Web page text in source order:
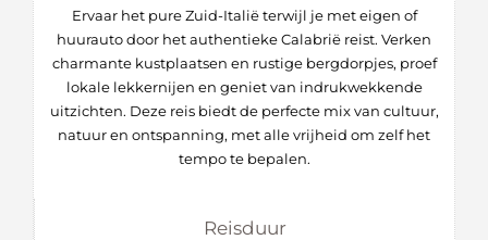
Ervaar het pure Zuid-Italië terwijl je met eigen of
huurauto door het authentieke Calabrië reist. Verken
charmante kustplaatsen en rustige bergdorpjes, proef
lokale lekkernijen en geniet van indrukwekkende
uitzichten. Deze reis biedt de perfecte mix van cultuur,
natuur en ontspanning, met alle vrijheid om zelf het
tempo te bepalen.
Reisduur